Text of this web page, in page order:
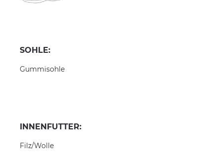
SOHLE:
Gummisohle
INNENFUTTER:
Filz/Wolle